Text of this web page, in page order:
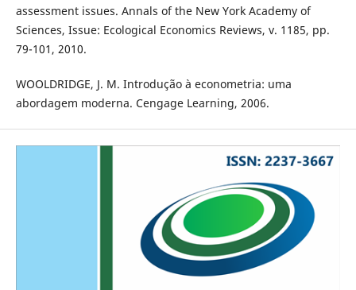
assessment issues. Annals of the New York Academy of
Sciences, Issue: Ecological Economics Reviews, v. 1185, pp.
79-101, 2010.
WOOLDRIDGE, J. M. Introdução à econometria: uma
abordagem moderna. Cengage Learning, 2006.